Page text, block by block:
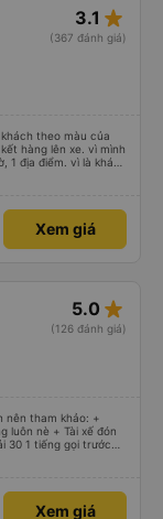
3.1 star_rate
(367 đánh giá)
hàng lên xe. vì mình
vì là khách
tuy nhiên rất mong
lựa chọn số 1 quy
từ thời sinh viên"
Xem giá
5.0 star_rate
(126 đánh giá)
tham khảo: +
luôn nè + Tài xế đón
30 1 tiếng gọi trước
xe cònXem giá